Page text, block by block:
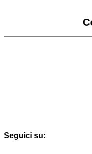
Seguici su: